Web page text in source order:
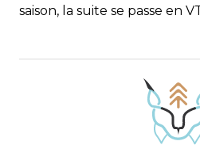
saison, la suite se passe en